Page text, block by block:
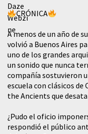
CRÓNICA
A menos de un año de
volvió a Buenos Aires
uno de los grandes
un sonido que nunca
compañía sostuvieron
escuela con clásicos
the Ancients que
¿Pudo el oficio
respondió el público